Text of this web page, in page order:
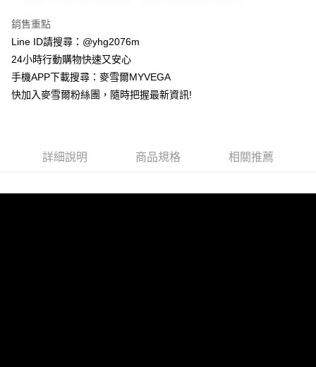
台灣樂天信用卡公司
貨到付款
運送方式
全家取貨付款
每筆NT$100，滿NT$599(含以上)免運費
銷售重點
Line ID請搜尋：@yhg2076m
24小時行動購物快速又安心
手機APP下載搜尋：麥雪爾MYVEGA
快加入麥雪爾粉絲團，隨時把握最新資訊!
詳細說明 商品規格 相關推薦